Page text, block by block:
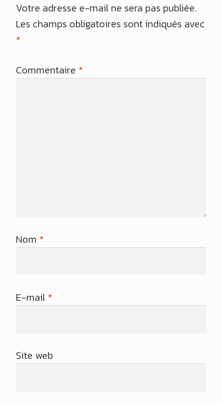
Votre adresse e-mail ne sera pas publiée.
Les champs obligatoires sont indiqués avec
*
Commentaire *
Nom *
E-mail *
Site web